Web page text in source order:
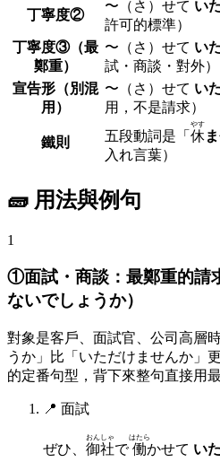
丁寧度②
〜（さ）せて い
許可的標準）
丁寧度③（最
鄭重）
〜（さ）せて い
試・商談・對外）
宣告形（別混
用）
〜（さ）せて い
用，不是請求）
鐵則 五段動詞是「 休
やす
ま
入れ言葉）
🧱 用法與例句
1
①面試・商談：最鄭重的請
ないでしょうか）
對象是客戶、面試官、公司高層
うか」比「いただけませんか」
的定番句型，背下來整句直接用最
📍 面試
ぜひ、 御社
おんしゃ
で働
はたら
かせて い